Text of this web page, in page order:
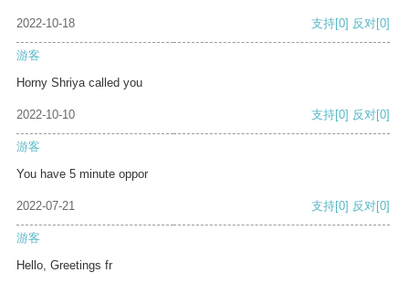
2022-10-18 支持[0] 反对[0]
游客
Horny Shriya called you
2022-10-10 支持[0] 反对[0]
游客
You have 5 minute oppor
2022-07-21 支持[0] 反对[0]
游客
Hello, Greetings fr